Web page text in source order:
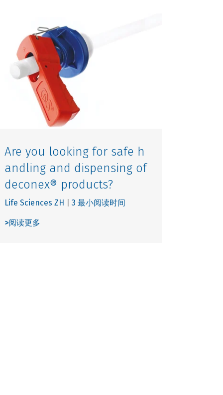
Are you looking for safe h
andling and dispensing of
deconex® products?
Life Sciences ZH |3 最小阅读时间
>阅读更多